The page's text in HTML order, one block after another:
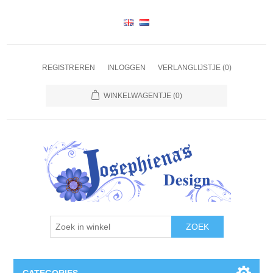
REGISTREREN INLOGGEN VERLANGLIJSTJE (0)
WINKELWAGENTJE (0)
ZOEK